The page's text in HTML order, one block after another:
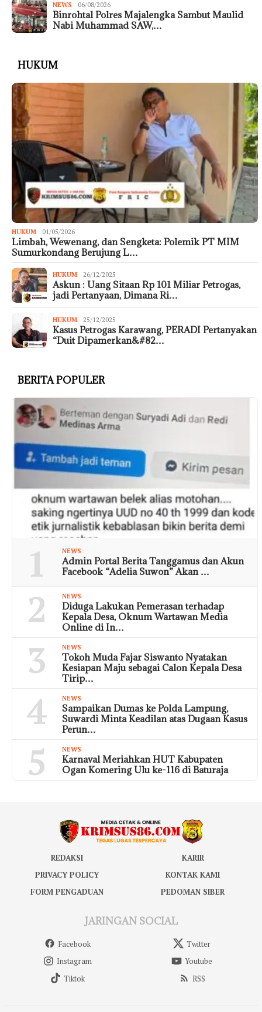
NEWS 06/08/2026
Binrohtal Polres Majalengka Sambut Maulid
Nabi Muhammad SAW,…
HUKUM
HUKUM 01/05/2026
Limbah, Wewenang, dan Sengketa: Polemik PT MIM
Sumurkondang Berujung L…
HUKUM 26/12/2025
Askun : Uang Sitaan Rp 101 Miliar Petrogas,
jadi Pertanyaan, Dimana Ri…
HUKUM 25/12/2025
Kasus Petrogas Karawang, PERADI Pertanyakan
“Duit Dipamerkan&#82…
BERITA POPULER
1 NEWS
Admin Portal Berita Tanggamus dan Akun
Facebook “Adelia Suwon” Akan …
2 NEWS
Diduga Lakukan Pemerasan terhadap
Kepala Desa, Oknum Wartawan Media
Online di In…
3 NEWS
Tokoh Muda Fajar Siswanto Nyatakan
Kesiapan Maju sebagai Calon Kepala Desa
Tirip…
4 NEWS
Sampaikan Dumas ke Polda Lampung,
Suwardi Minta Keadilan atas Dugaan Kasus
Perun…
5 NEWS
Karnaval Meriahkan HUT Kabupaten
Ogan Komering Ulu ke-116 di Baturaja
REDAKSI
KARIR
PRIVACY POLICY
KONTAK KAMI
FORM PENGADUAN
PEDOMAN SIBER
JARINGAN SOCIAL
Facebook
Twitter
Instagram
Youtube
Tiktok
RSS